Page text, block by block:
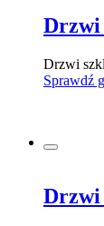
Drzwi
Drzwi
Sprawdź
Drzwi